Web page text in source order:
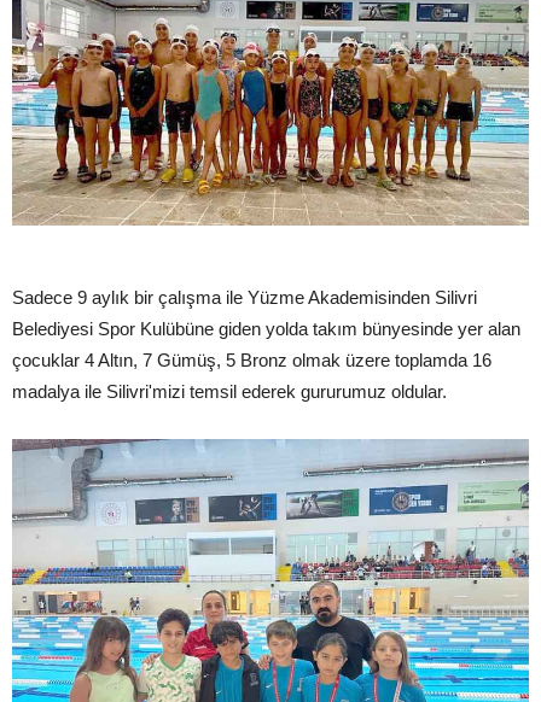
Sadece 9 aylık bir çalışma ile Yüzme Akademisinden Silivri
Belediyesi Spor Kulübüne giden yolda takım bünyesinde yer alan
çocuklar 4 Altın, 7 Gümüş, 5 Bronz olmak üzere toplamda 16
madalya ile Silivri'mizi temsil ederek gururumuz oldular.